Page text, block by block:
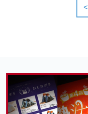
<